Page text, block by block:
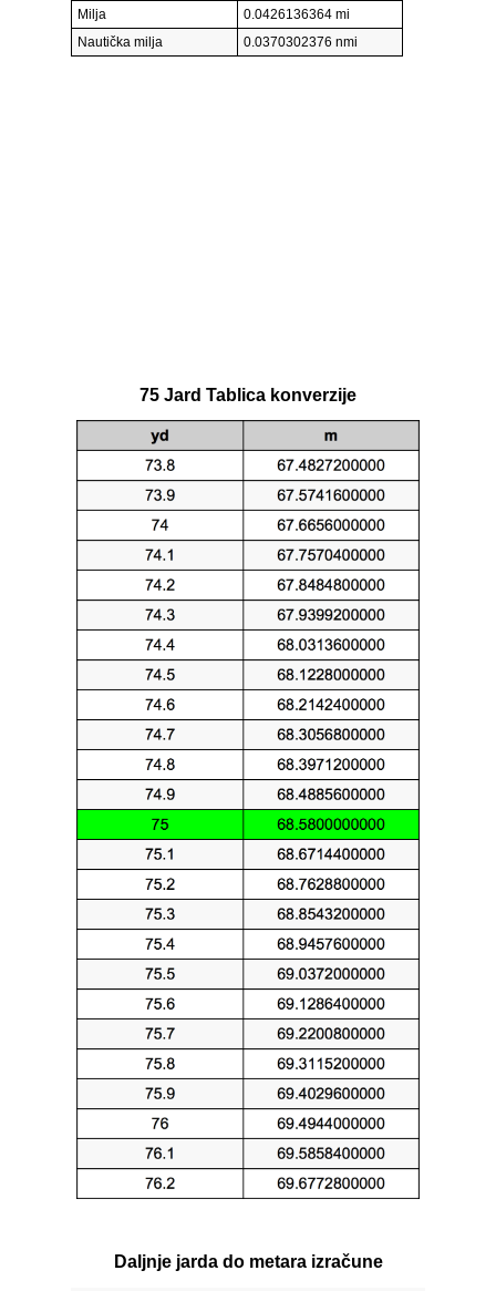
Milja
0.0426136364 mi
Nautička milja
0.0370302376 nmi
75 Jard Tablica konverzije
Daljnje jarda do metara izračune